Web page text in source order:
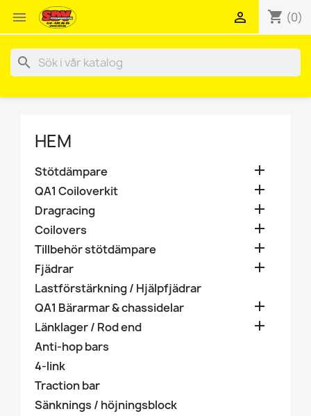
 shopping_cart (0)

search
HEM
Stötdämpare 
QA1 Coiloverkit 
Dragracing 
Coilovers 
Tillbehör stötdämpare 
Fjädrar 
Lastförstärkning / Hjälpfjädrar
QA1 Bärarmar & chassidelar

Länklager / Rod end 
Anti-hop bars
4-link
Traction bar
Sänknings / höjningsblock